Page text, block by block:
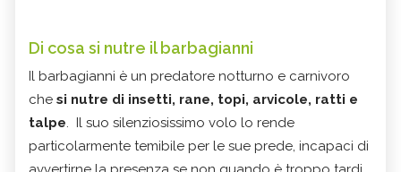
Di cosa si nutre il barbagianni
Il barbagianni è un predatore notturno e carnivoro
che si nutre di insetti, rane, topi, arvicole, ratti e
talpe. Il suo silenziosissimo volo lo rende
particolarmente temibile per le sue prede, incapaci di